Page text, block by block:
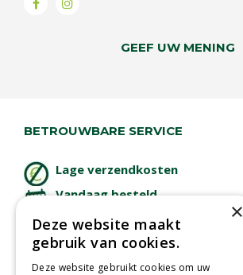
GEEF UW MENING
BETROUWBARE SERVICE
Lage verzendkosten
Vandaag besteld
Afhalen in tuincentrum
Betaal veilig
×
Deze website maakt
gebruik van cookies.
Deze website gebruikt cookies om uw